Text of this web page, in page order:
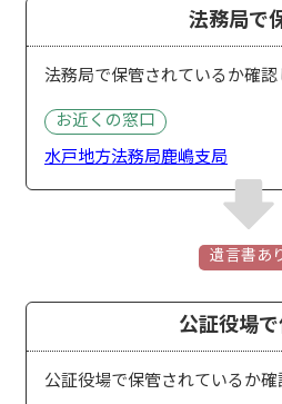
法務局で
法務局で保管されているか確認
お近くの窓口
水戸地方法務局鹿嶋支局
遺言書あ
公証役場
公証役場で保管されているか確